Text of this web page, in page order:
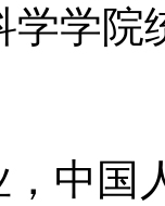
学学
中国